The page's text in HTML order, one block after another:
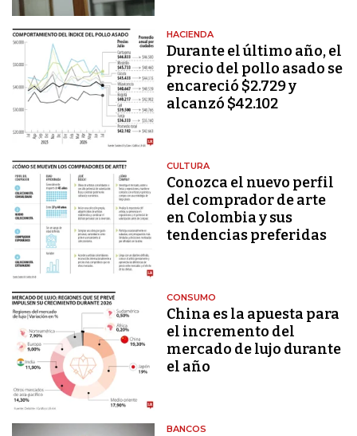
HACIENDA
Durante el último año, el
precio del pollo asado se
encareció $2.729 y
alcanzó $42.102
CULTURA
Conozca el nuevo perfil
del comprador de arte
en Colombia y sus
tendencias preferidas
CONSUMO
China es la apuesta para
el incremento del
mercado de lujo durante
el año
BANCOS